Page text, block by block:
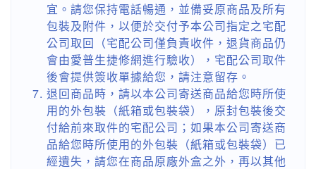
宜。請您保持電話暢通，並備妥原商品及所有
包裝及附件，以便於交付予本公司指定之宅配
公司取回（宅配公司僅負責收件，退貨商品仍
會由愛普生捷修網進行驗收），宅配公司取件
後會提供簽收單據給您，請注意留存。
退回商品時，請以本公司寄送商品給您時所使
用的外包裝（紙箱或包裝袋），原封包裝後交
付給前來取件的宅配公司；如果本公司寄送商
品給您時所使用的外包裝（紙箱或包裝袋）已
經遺失，請您在商品原廠外盒之外，再以其他